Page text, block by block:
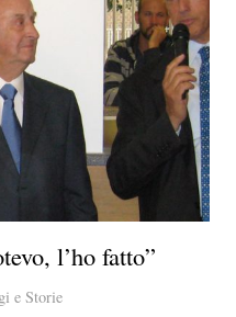
l’ho fatto”
e Storie